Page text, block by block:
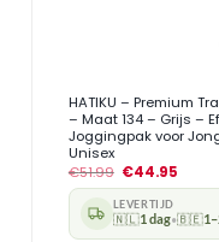
HATIKU – Premium
– Maat 134 – Grijs –
Joggingpak voor
Unisex
€51.99 €44.95
LEVERTIJD
🇳🇱1 dag•🇧🇪